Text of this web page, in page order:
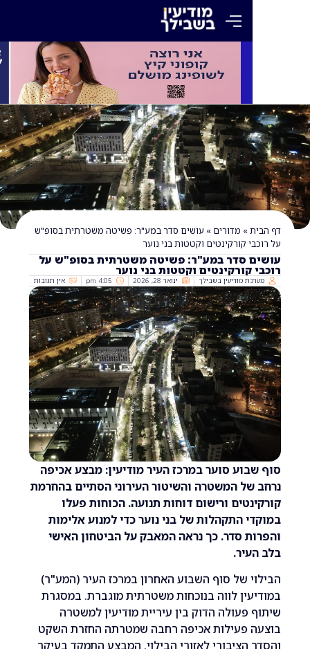
»מדורים »עושים סדר במע"ר: פשיטה משטרתית בסופ"ש
קורקינטים וקטטות בני נוער
סדר במע"ר: פשיטה משטרתית בסופ"ש על
קורקינטים וקטטות בני נוער
מודיעין בשבילך ינואר 28, 2026 4:05 pm אין תגובות
סוער במרכז העיר מודיעין: מבצע אכיפה
המשטרה והשיטור העירוני הסתיים בהחרמת
ורישום דוחות תנועה. הכוחות פעלו
התקהלות של בני נוער כדי למנוע אלימות
סדר. כך נראה המאבק על הביטחון האישי
של סוף השבוע האחרון במרכז העיר (המע"ר)
לווה בנוכחות משטרתית מוגברת. במסגרת
הדוק בין עיריית מודיעין למשטרה
פעילות אכיפה רחבה שמטרתה החזרת השקט
הציבורי לאזורי הבילוי. המבצע התמקד בעיקר